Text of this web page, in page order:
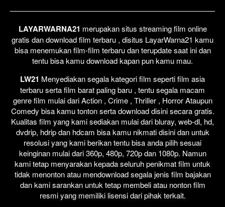
LAYARWARNA21 merupakan situs streaming film online
gratis dan download film terbaru , disitus LayarWarna21 kamu
bisa menemukan film-film terbaru dan terupdate saat ini dan
tentu bisa kamu download kapan pun kamu mau.
LW21 Menyediakan segala kategori film seperti film asia
terbaru serta film barat paling baru , tentu segala macam
genre film mulai dari Action , Crime , Thriller , Horror Ataupun
Comedy bisa kamu tonton serta download disini secara gratis.
Kualitas film yang kami sediakan mulai dari bluray, web-dl, hd,
dvdrip, hdrip dan hdcam bisa kamu nikmati disini dan untuk
resolusi yang kami berikan tentu bisa anda pilih sesuai
keinginan mulai dari 360p, 480p, 720p dan 1080p. Namun
kami tetap menyarakan kepada seluruh penikmat film untuk
tidak menonton atau mendownload segala jenis film bajakan
dan kami sarankan untuk tetap membeli atau nonton film
resmi yang memiliki lisensi dari pihak terkait.